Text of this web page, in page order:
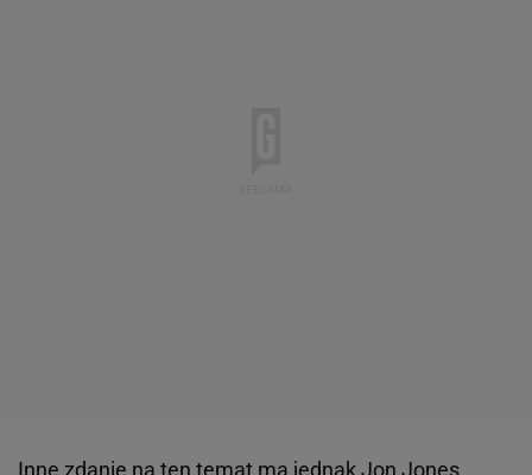
Inne zdanie na ten temat ma jednak Jon Jones,